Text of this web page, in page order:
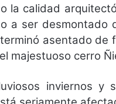
la calidad
a ser desmontado
asentado de
majestuoso cerro
inviernos y